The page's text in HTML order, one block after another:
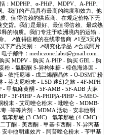
MDPHP、α-PHiP、MDPV、A-PHP、
我们的产品具有最高的纯度和效力。他
、值得信赖的供应商、在规定价格下无
货。我们是最好、最值得信赖、最成熟
的物质。我们专注于欧洲境内的运输，
。 ↗️值得信赖的在线零售商 ↗️1至3天内
下产品类别： ↗️研究化学品 ↗️合成阿片
子邮件：mediczone.labst@gmail.com
买 MDPV - 购买 A-PHP - 购买 GBL - 购
粉 - 氯胺酮 S-异构体糖 - 棕色海洛因 -
- 依托尼嗪 - 戊二烯酮晶体 - O-DSMT 粉
- 芬太尼粉末 - LSD 迷幻之旅 - 4F-MPH
- 甲氧麻黄酮 - 5F-AMB - 5F-ADB 大麻
- 3F-PIHP - A-PHIP|A-PIHP - 5-MEO-
粉末 - 艾司唑仑粉末 - 吡唑仑 - MDMB-
-等等片剂 - MDMA 活动 - 安非他明
苯那敏 (3-CMC) - 氯苯那敏 (4-CMC) -
丁酮 - 美西酮 - 甲基卡西酮 - N-异丙基
非他明速效片 - 阿普唑仑粉末 - 苄甲基